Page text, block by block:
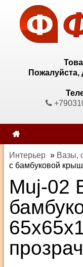
Пожалуйста,
Интерьер » Вазы,
с бамбуковой
Muj-02